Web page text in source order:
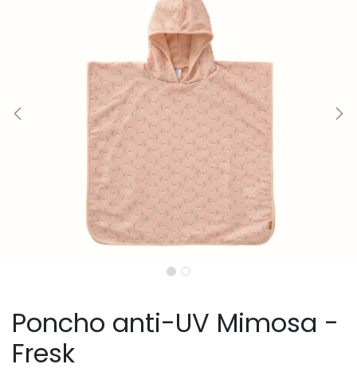
Poncho anti-UV Mimosa -
Fresk